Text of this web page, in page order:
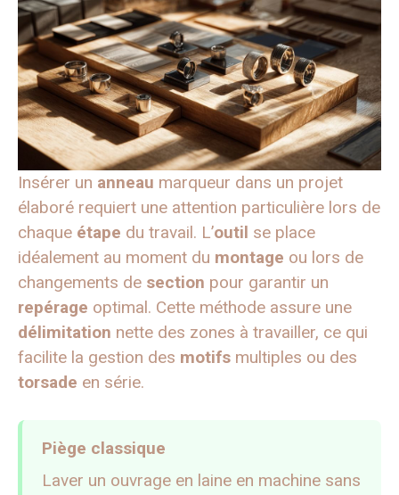
Insérer un anneau marqueur dans un projet
élaboré requiert une attention particulière lors de
chaque étape du travail. L’outil se place
idéalement au moment du montage ou lors de
changements de section pour garantir un
repérage optimal. Cette méthode assure une
délimitation nette des zones à travailler, ce qui
facilite la gestion des motifs multiples ou des
torsade en série.
Piège classique
Laver un ouvrage en laine en machine sans